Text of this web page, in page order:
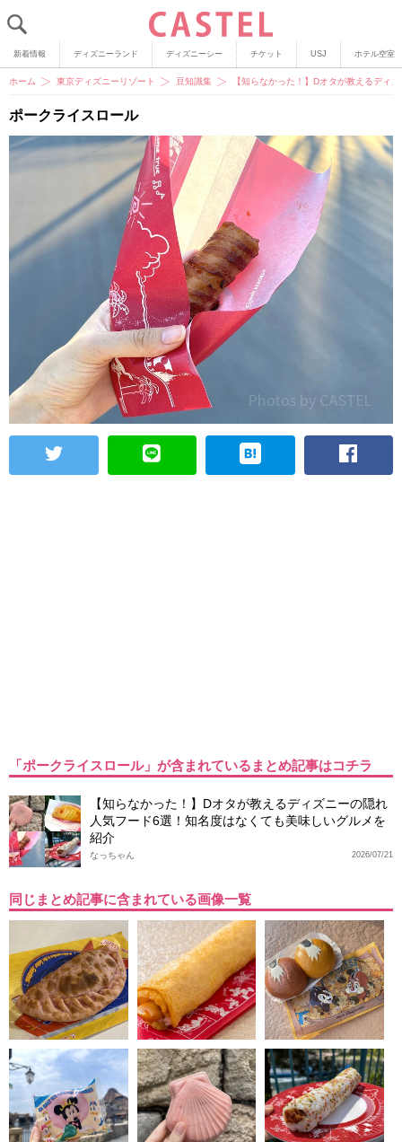
新着情報 ディズニーランド ディズニーシー チケット USJ ホテル空室
ホーム 東京ディズニーリゾート 豆知識集 【知らなかった！】Dオタが教えるディ
ポークライスロール
「ポークライスロール」が含まれているまとめ記事はコチラ
【知らなかった！】Dオタが教えるディズニーの隠れ
人気フード6選！知名度はなくても美味しいグルメを
紹介
2026/07/21
なっちゃん
同じまとめ記事に含まれている画像一覧